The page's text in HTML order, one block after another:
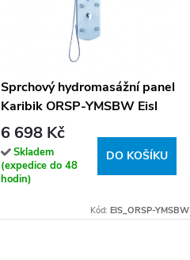
Sprchový hydromasážní panel
Karibik ORSP-YMSBW Eisl
Sanitär
6 698 Kč
Skladem
(expedice do 48
hodin)
DO KOŠÍKU
Kód: EIS_ORSP-YMSBW